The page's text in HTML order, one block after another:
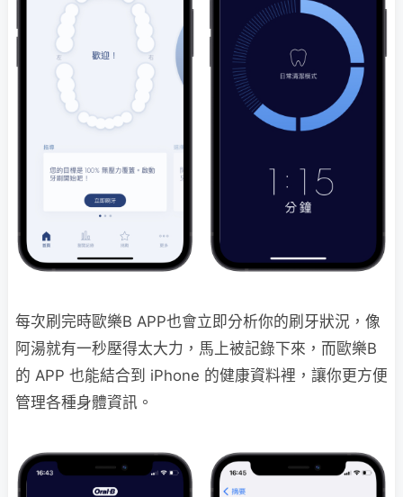
每次刷完時歐樂B APP也會立即分析你的刷牙狀況，像
阿湯就有一秒壓得太大力，馬上被記錄下來，而歐樂B
的 APP 也能結合到 iPhone 的健康資料裡，讓你更方便
管理各種身體資訊。